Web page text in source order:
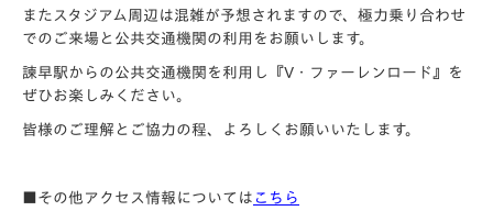
またスタジアム周辺は混雑が予想されますので、極力乗り合わせ
でのご来場と公共交通機関の利用をお願いします。
諫早駅からの公共交通機関を利用し『V・ファーレンロード』を
ぜひお楽しみください。
皆様のご理解とご協力の程、よろしくお願いいたします。
■その他アクセス情報については こちら